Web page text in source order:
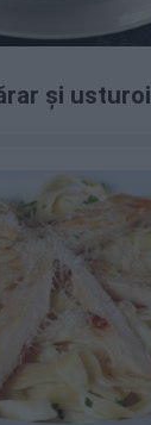
și usturoi